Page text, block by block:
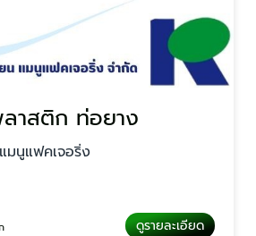
าสติก ท่อยาง
มนูแฟคเจอริ่ง
ดูรายละเอียด